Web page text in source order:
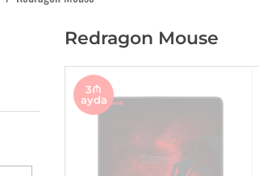
Redragon Mouse
3₼
ayda